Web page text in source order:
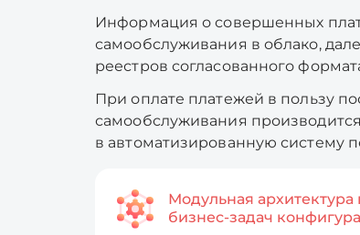
Информация о совершенных
самообслуживания в облако,
реестров согласованного
При оплате платежей в пользу
самообслуживания
в автоматизированную систему
Модульная
бизнес-задач